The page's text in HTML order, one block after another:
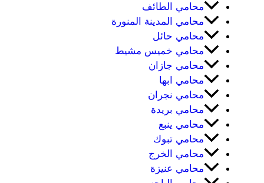
محامي الطائف
محامي المدينة المنورة
محامي حائل
محامي خميس مشيط
محامي جازان
محامي ابها
محامي نجران
محامي بريدة
محامي ينبع
محامي تبوك
محامي الخرج
محامي عنيزة